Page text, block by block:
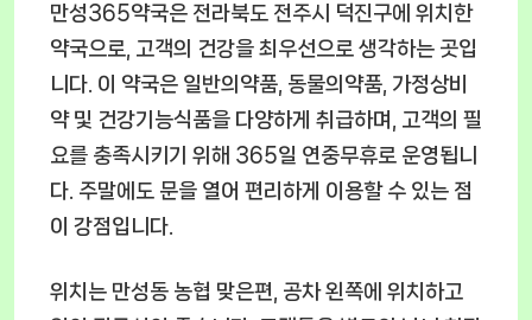
만성365약국은 전라북도 전주시 덕진구에 위치한
약국으로, 고객의 건강을 최우선으로 생각하는 곳입
니다. 이 약국은 일반의약품, 동물의약품, 가정상비
약 및 건강기능식품을 다양하게 취급하며, 고객의 필
요를 충족시키기 위해 365일 연중무휴로 운영됩니
다. 주말에도 문을 열어 편리하게 이용할 수 있는 점
이 강점입니다.
위치는 만성동 농협 맞은편, 공차 왼쪽에 위치하고